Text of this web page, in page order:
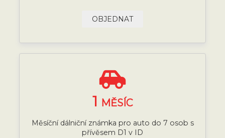
OBJEDNAT
1 MĚSÍC
Měsíční dálniční známka pro auto do 7 osob s
přívěsem D1 v ID